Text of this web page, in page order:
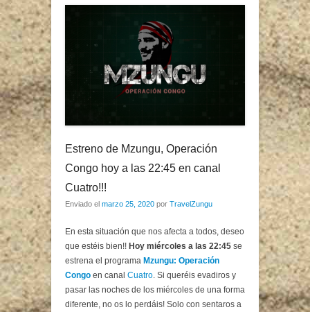
Estreno de Mzungu, Operación
Congo hoy a las 22:45 en canal
Cuatro!!!
Enviado el marzo 25, 2020 por TravelZungu
En esta situación que nos afecta a todos, deseo
que estéis bien!! Hoy miércoles a las 22:45 se
estrena el programa Mzungu: Operación
Congo en canal Cuatro . Si queréis evadiros y
pasar las noches de los miércoles de una forma
diferente, no os lo perdáis! Solo con sentaros a